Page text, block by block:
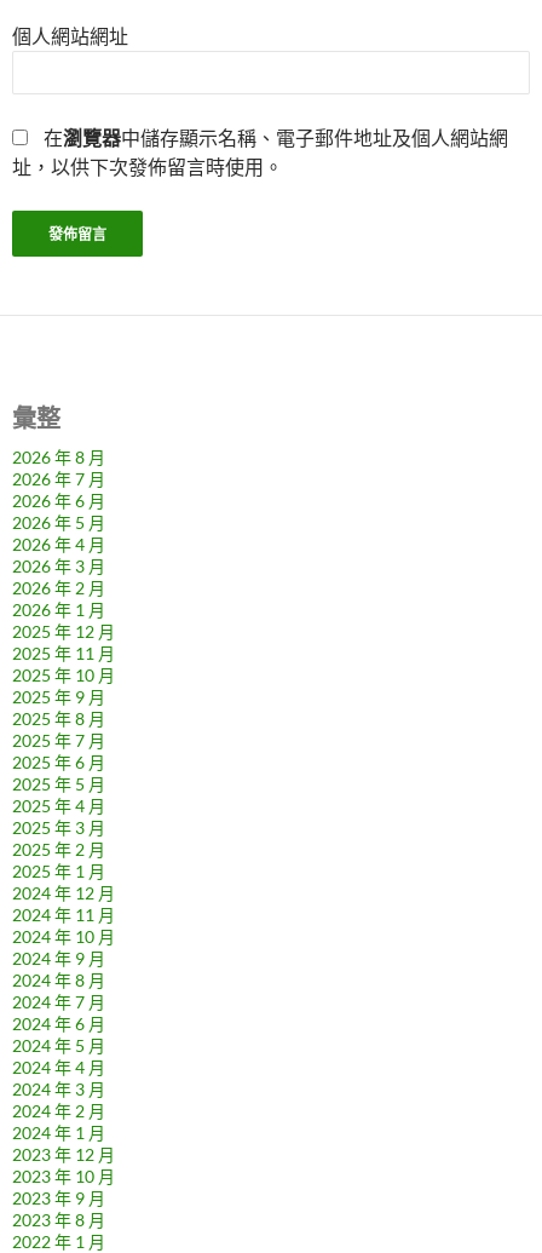
個人網站網址
在瀏覽器中儲存顯示名稱、電子郵件地址及個人網站網
址，以供下次發佈留言時使用。
彙整
2026 年 8 月
2026 年 7 月
2026 年 6 月
2026 年 5 月
2026 年 4 月
2026 年 3 月
2026 年 2 月
2026 年 1 月
2025 年 12 月
2025 年 11 月
2025 年 10 月
2025 年 9 月
2025 年 8 月
2025 年 7 月
2025 年 6 月
2025 年 5 月
2025 年 4 月
2025 年 3 月
2025 年 2 月
2025 年 1 月
2024 年 12 月
2024 年 11 月
2024 年 10 月
2024 年 9 月
2024 年 8 月
2024 年 7 月
2024 年 6 月
2024 年 5 月
2024 年 4 月
2024 年 3 月
2024 年 2 月
2024 年 1 月
2023 年 12 月
2023 年 10 月
2023 年 9 月
2023 年 8 月
2022 年 1 月